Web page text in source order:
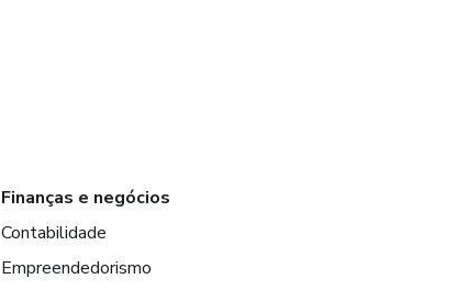
Finanças e negócios
Contabilidade
Empreendedorismo